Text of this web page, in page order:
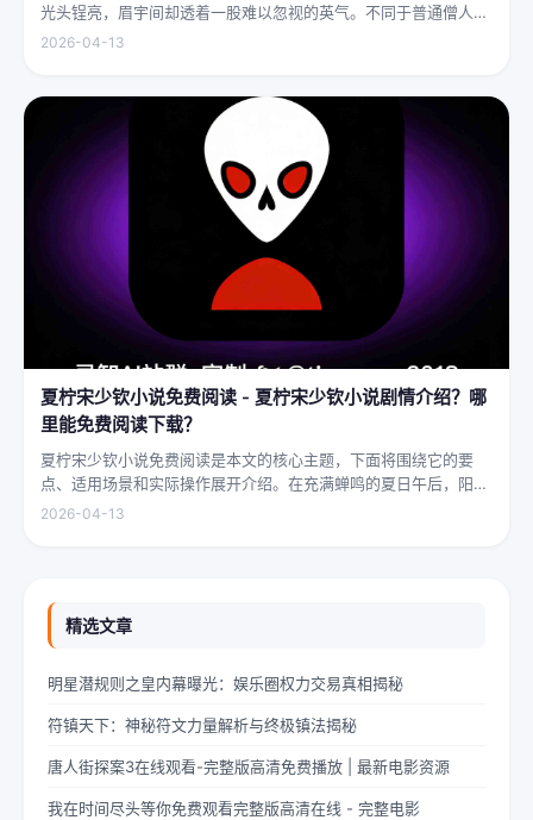
光头锃亮，眉宇间却透着一股难以忽视的英气。不同于普通僧人的
慈眉善目，武僧的眼神中常常闪烁着锐利的光，仿佛能洞穿一切虚
2026-04-13
夏柠宋少钦小说免费阅读 - 夏柠宋少钦小说剧情介绍？哪
里能免费阅读下载？
夏柠宋少钦小说免费阅读是本文的核心主题，下面将围绕它的要
点、适用场景和实际操作展开介绍。在充满蝉鸣的夏日午后，阳光
透过梧桐树叶的缝隙，洒在少女夏柠的肩头。她坐在旧书摊旁，手
2026-04-13
精选文章
明星潜规则之皇内幕曝光：娱乐圈权力交易真相揭秘
符镇天下：神秘符文力量解析与终极镇法揭秘
唐人街探案3在线观看-完整版高清免费播放 | 最新电影资源
我在时间尽头等你免费观看完整版高清在线 - 完整电影